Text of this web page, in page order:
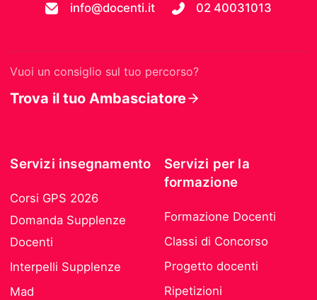
info@docenti.it 02 40031013
Vuoi un consiglio sul tuo percorso?
Trova il tuo Ambasciatore
Servizi insegnamento
Corsi GPS 2026
Domanda Supplenze
Docenti
Interpelli Supplenze
Mad
Servizi per la
formazione
Formazione Docenti
Classi di Concorso
Progetto docenti
Ripetizioni